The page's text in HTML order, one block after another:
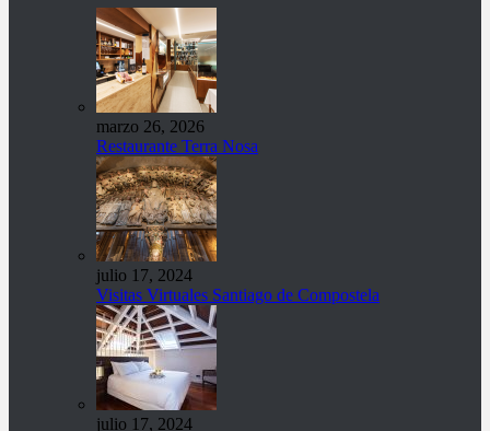
marzo 26, 2026
Restaurante Terra Nosa
julio 17, 2024
Visitas Virtuales Santiago de Compostela
julio 17, 2024